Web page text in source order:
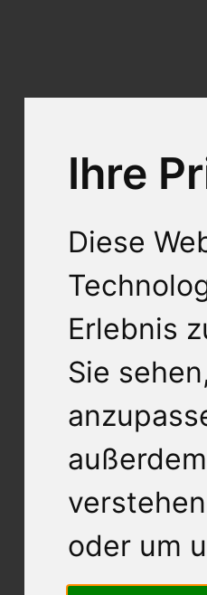
Ihre
Diese
Erlebnis
Sie
oder um